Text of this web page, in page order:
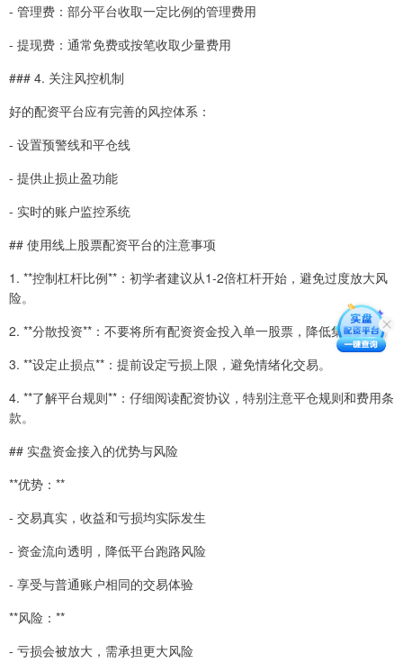
- 管理费：部分平台收取一定比例的管理费用
- 提现费：通常免费或按笔收取少量费用
### 4. 关注风控机制
好的配资平台应有完善的风控体系：
- 设置预警线和平仓线
- 提供止损止盈功能
- 实时的账户监控系统
## 使用线上股票配资平台的注意事项
1. **控制杠杆比例**：初学者建议从1-2倍杠杆开始，避免过度放大风
险。
2. **分散投资**：不要将所有配资资金投入单一股票，降低集中风险。
3. **设定止损点**：提前设定亏损上限，避免情绪化交易。
4. **了解平台规则**：仔细阅读配资协议，特别注意平仓规则和费用条
款。
## 实盘资金接入的优势与风险
**优势：**
- 交易真实，收益和亏损均实际发生
- 资金流向透明，降低平台跑路风险
- 享受与普通账户相同的交易体验
**风险：**
- 亏损会被放大，需承担更大风险